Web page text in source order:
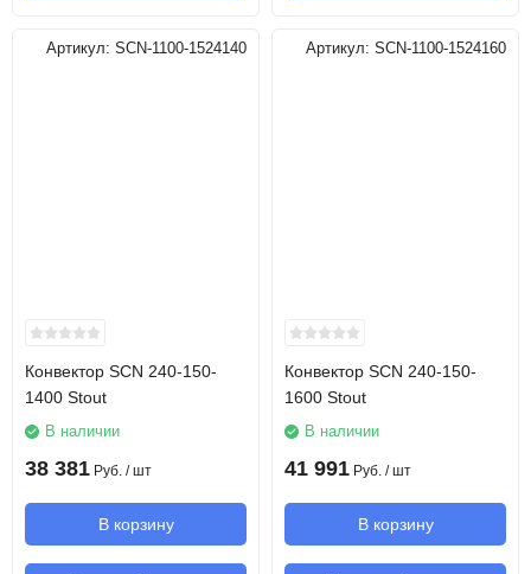
Артикул: SCN-1100-1524140
Конвектор SCN 240-150-
1400 Stout
В наличии
38 381 Руб. / шт
В корзину
Артикул: SCN-1100-1524160
Конвектор SCN 240-150-
1600 Stout
В наличии
41 991 Руб. / шт
В корзину